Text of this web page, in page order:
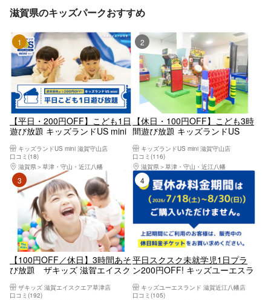
滋賀県のキッズパークおすすめ
1位
【平日・200円OFF】こども1日
遊び放題 キッズランドUS mini
キッズランドUS mini 滋賀守山店
口コミ(18)
滋賀県
草津・守山・近江八幡
2位
【休日・100円OFF】こども3時
間遊び放題 キッズランドUS
キッズランドUS mini 滋賀守山店
口コミ(116)
滋賀県
草津・守山・近江八幡
3位
【100円OFF／休日】3時間あそ
び放題 ザキッズ 滋賀エイスク
ザキッズ 滋賀エイスクエア草津店
口コミ(192)
4位
平日スクスク未就学児1日プラ
ン200円OFF! キッズユーエスラ
キッズユーエスランド 滋賀近江八幡店
口コミ(105)